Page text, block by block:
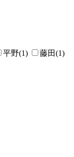
平野(1)
藤田(1)